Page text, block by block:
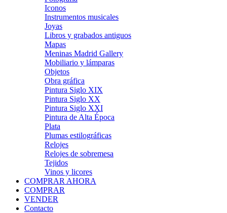
Iconos
Instrumentos musicales
Joyas
Libros y grabados antiguos
Mapas
Meninas Madrid Gallery
Mobiliario y lámparas
Objetos
Obra gráfica
Pintura Siglo XIX
Pintura Siglo XX
Pintura Siglo XXI
Pintura de Alta Época
Plata
Plumas estilográficas
Relojes
Relojes de sobremesa
Tejidos
Vinos y licores
COMPRAR AHORA
COMPRAR
VENDER
Contacto